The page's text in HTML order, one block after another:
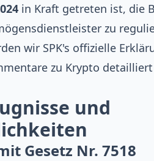
in Kraft getreten ist, die
zu
wir SPK's offizielle
zu Krypto detailliert
und
Gesetz Nr. 7518